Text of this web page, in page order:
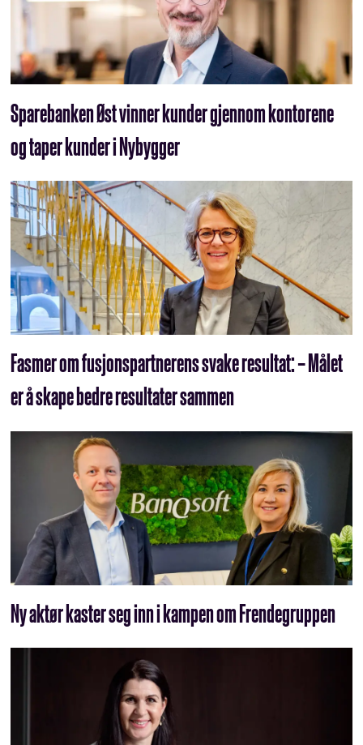
Sparebanken Øst vinner kunder gjennom kontorene
og taper kunder i Nybygger
Fasmer om fusjonspartnerens svake resultat: – Målet
er å skape bedre resultater sammen
Ny aktør kaster seg inn i kampen om Frendegruppen